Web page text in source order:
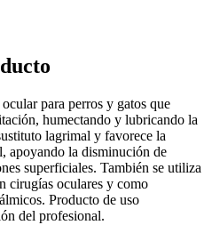
para perros y gatos que
humectando y lubricando la
lagrimal y favorece la
apoyando la disminución de
superficiales. También se utiliza
cirugías oculares y como
Producto de uso
del profesional.